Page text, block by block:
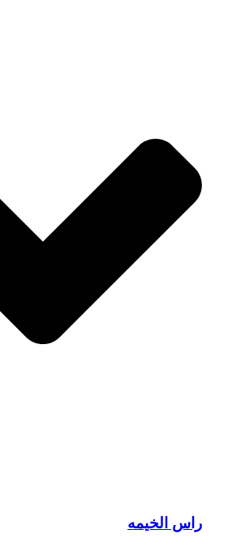
راس الخیمه